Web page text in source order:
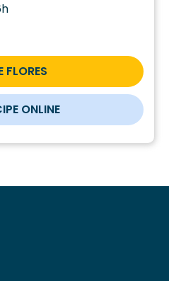
FLORES
ONLINE